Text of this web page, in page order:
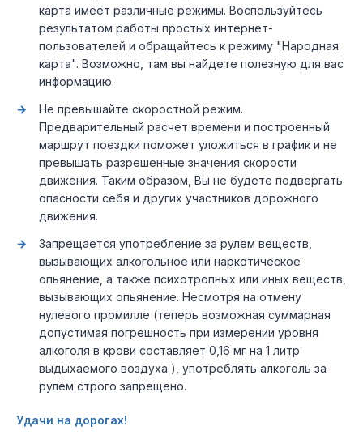
карта имеет различные режимы. Воспользуйтесь
результатом работы простых интернет-
пользователей и обращайтесь к режиму "Народная
карта". Возможно, там вы найдете полезную для вас
информацию.
Не превышайте скоростной режим.
Предварительный расчет времени и построенный
маршрут поездки поможет уложиться в график и не
превышать разрешенные значения скорости
движения. Таким образом, Вы не будете подвергать
опасности себя и других участников дорожного
движения.
Запрещается употребление за рулем веществ,
вызывающих алкогольное или наркотическое
опьянение, а также психотропных или иных веществ,
вызывающих опьянение. Несмотря на отмену
нулевого промилле (теперь возможная суммарная
допустимая погрешность при измерении уровня
алкоголя в крови составляет 0,16 мг на 1 литр
выдыхаемого воздуха ), употреблять алкоголь за
рулем строго запрещено.
Удачи на дорогах!